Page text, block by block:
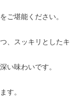
ご堪能ください。
、スッキリとしたキ
い味わいです。
す。